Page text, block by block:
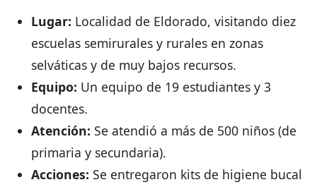
Lugar: Localidad de Eldorado, visitando diez
escuelas semirurales y rurales en zonas
selváticas y de muy bajos recursos.
Equipo: Un equipo de 19 estudiantes y 3
docentes.
Atención: Se atendió a más de 500 niños (de
primaria y secundaria).
Acciones: Se entregaron kits de higiene bucal